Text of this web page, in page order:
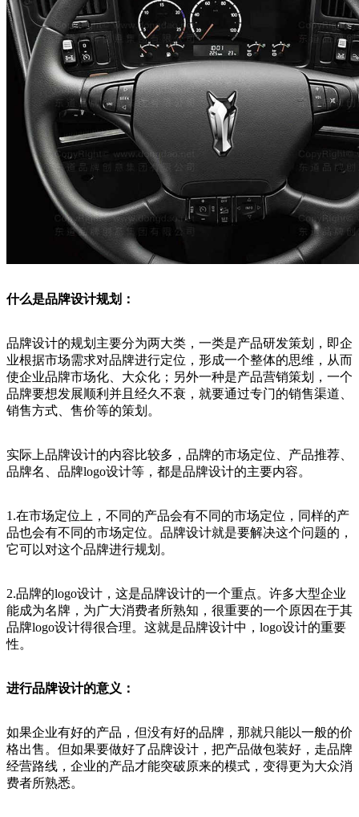
什么是品牌设计规划：
品牌设计的规划主要分为两大类，一类是产品研发策划，即企
业根据市场需求对品牌进行定位，形成一个整体的思维，从而
使企业品牌市场化、大众化；另外一种是产品营销策划，一个
品牌要想发展顺利并且经久不衰，就要通过专门的销售渠道、
销售方式、售价等的策划。
实际上品牌设计的内容比较多，品牌的市场定位、产品推荐、
品牌名、品牌logo设计等，都是品牌设计的主要内容。
1.在市场定位上，不同的产品会有不同的市场定位，同样的产
品也会有不同的市场定位。品牌设计就是要解决这个问题的，
它可以对这个品牌进行规划。
2.品牌的logo设计，这是品牌设计的一个重点。许多大型企业
能成为名牌，为广大消费者所熟知，很重要的一个原因在于其
品牌logo设计得很合理。这就是品牌设计中，logo设计的重要
性。
进行品牌设计的意义：
如果企业有好的产品，但没有好的品牌，那就只能以一般的价
格出售。但如果要做好了品牌设计，把产品做包装好，走品牌
经营路线，企业的产品才能突破原来的模式，变得更为大众消
费者所熟悉。